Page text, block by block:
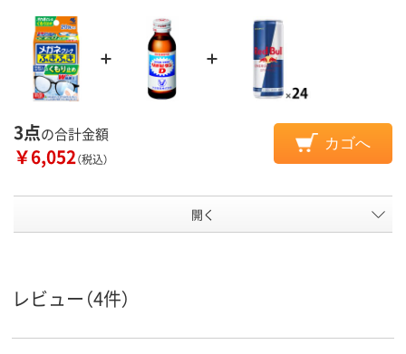
3点の合計金額
￥6,052（税込）
カゴへ
開く
レビュー（4件）